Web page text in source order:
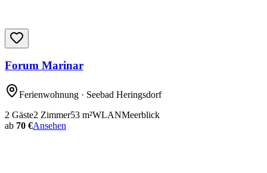
Forum Marinar
Ferienwohnung · Seebad Heringsdorf
2 Gäste2 Zimmer53 m²WLANMeerblick
ab 70 €Ansehen